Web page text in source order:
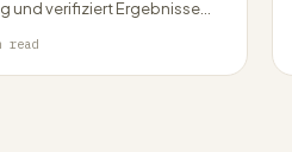
und verifiziert Ergebnisse
read